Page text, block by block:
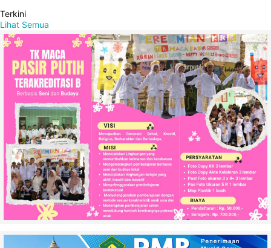
Terkini
Lihat Semua